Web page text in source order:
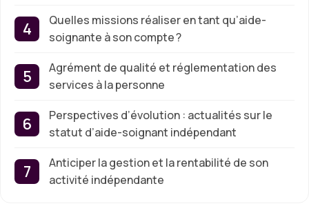
Quelles missions réaliser en tant qu’aide-
soignante à son compte ?
Agrément de qualité et réglementation des
services à la personne
Perspectives d’évolution : actualités sur le
statut d’aide-soignant indépendant
Anticiper la gestion et la rentabilité de son
activité indépendante